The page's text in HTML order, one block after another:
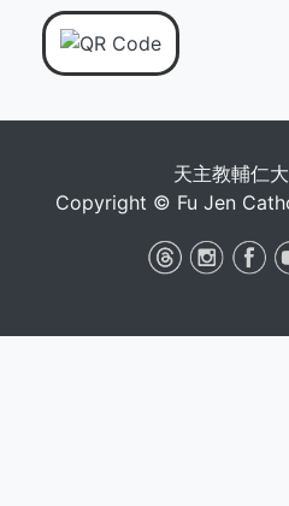
天主教輔仁
Copyright © Fu Jen